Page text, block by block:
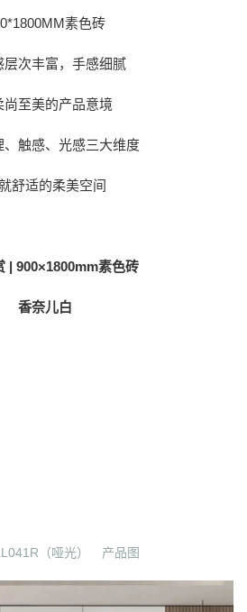
素色砖
层次丰富，手感细腻
尚至美的产品意境
、触感、光感三大维度
舒适的柔美空间
| 900×1800mm素色砖
香奈儿白
（哑光） 产品图